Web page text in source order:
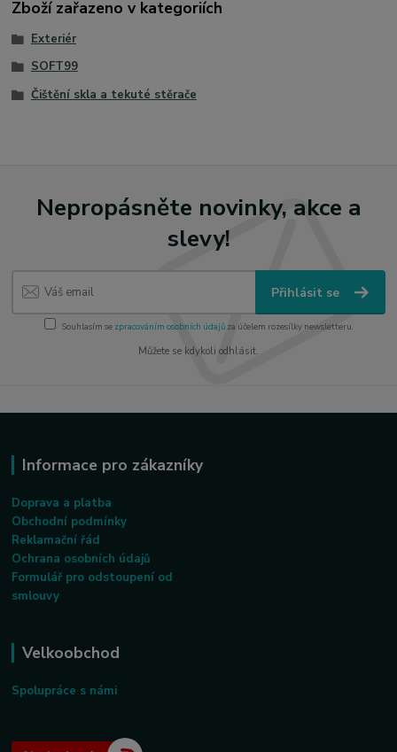
Zboží zařazeno v kategoriích
Exteriér
SOFT99
Čištění skla a tekuté stěrače
Nepropásněte novinky, akce a
slevy!
Přihlásit se
Souhlasím se zpracováním osobních údajůza účelem rozesílky newsletteru.
Můžete se kdykoli odhlásit.
Informace pro zákazníky
Doprava a platba
Obchodní podmínky
Reklamační řád
Ochrana osobních údajů
Formulář pro odstoupení od
smlouvy
Velkoobchod
Spolupráce s námi